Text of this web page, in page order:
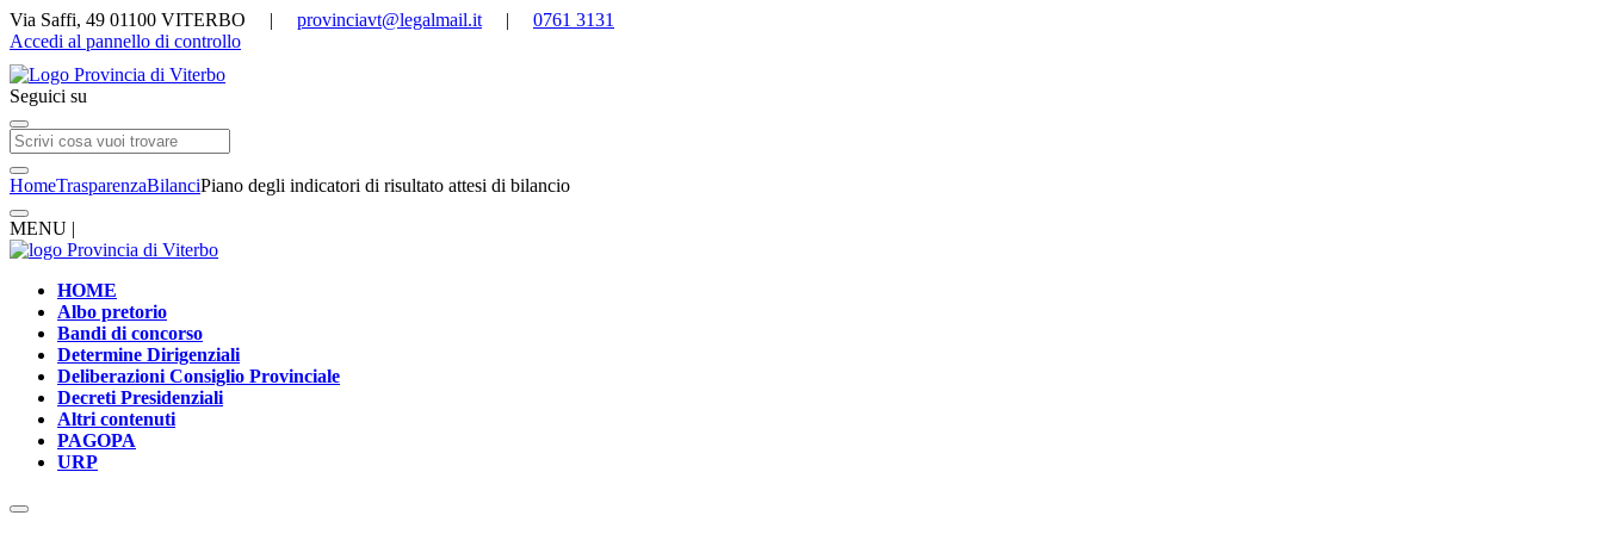
Via Saffi, 49 01100 VITERBO | provinciavt@legalmail.it | 0761 3131
Accedi al pannello di controllo
Seguici su
HomeTrasparenzaBilanciPiano degli indicatori di risultato attesi di bilancio
MENU |
HOME
Albo pretorio
Bandi di concorso
Determine Dirigenziali
Deliberazioni Consiglio Provinciale
Decreti Presidenziali
Altri contenuti
PAGOPA
URP